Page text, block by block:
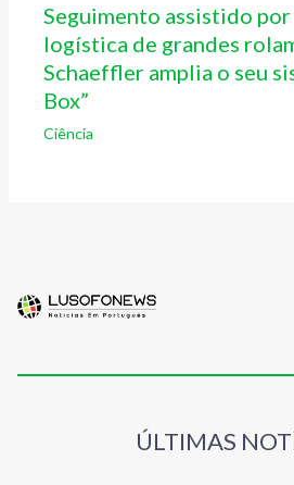
Seguimento assistido por
logística de grandes
Schaeffler amplia o seu
Box”
Ciência
ÚLTIMAS